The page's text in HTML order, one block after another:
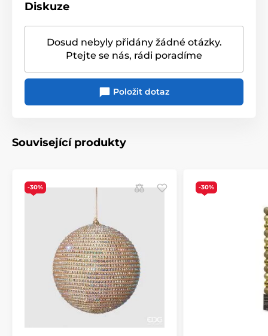
Diskuze
Dosud nebyly přidány žádné otázky.
Ptejte se nás, rádi poradíme
Položit dotaz
Související produkty
-30% -30%